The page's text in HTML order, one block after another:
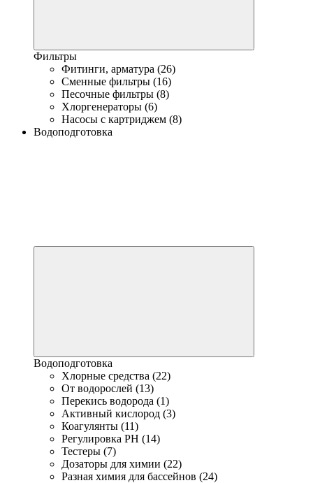
Фильтры
Фитинги, арматура (26)
Сменные фильтры (16)
Песочные фильтры (8)
Хлоргенераторы (6)
Насосы с картриджем (8)
Водоподготовка
Водоподготовка
Хлорные средства (22)
От водорослей (13)
Перекись водорода (1)
Активный кислород (3)
Коагулянты (11)
Регулировка PH (14)
Тестеры (7)
Дозаторы для химии (22)
Разная химия для бассейнов (24)